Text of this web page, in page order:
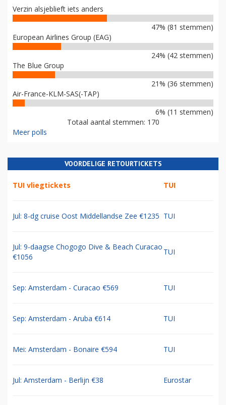
Verzin alsjeblieft iets anders
47% (81 stemmen)
European Airlines Group (EAG)
24% (42 stemmen)
The Blue Group
21% (36 stemmen)
Air-France-KLM-SAS(-TAP)
6% (11 stemmen)
Totaal aantal stemmen: 170
Meer polls
VOORDELIGE RETOURTICKETS
TUI vliegtickets TUI
Jul: 8-dg cruise Oost Middellandse Zee €1235 TUI
Jul: 9-daagse Chogogo Dive & Beach Curacao
€1056
TUI
Sep: Amsterdam - Curacao €569 TUI
Sep: Amsterdam - Aruba €614 TUI
Mei: Amsterdam - Bonaire €594 TUI
Jul: Amsterdam - Berlijn €38 Eurostar